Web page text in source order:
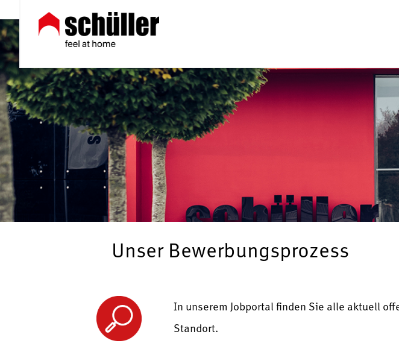
Unser Bewerbungsprozess
In unserem Jobportal finden Sie alle aktuell
Standort.